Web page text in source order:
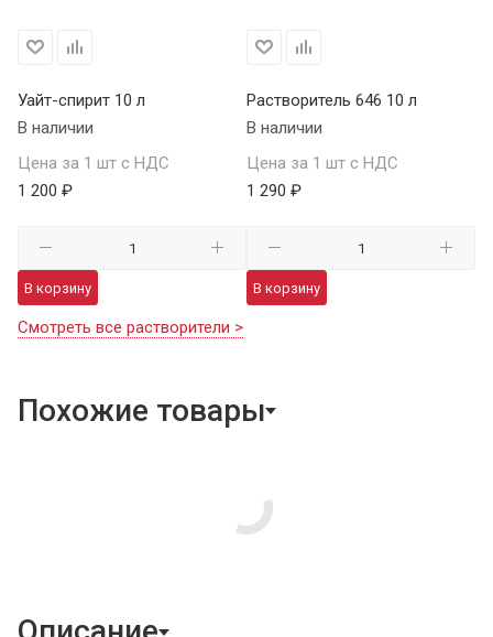
Уайт-спирит 10 л
В наличии
Цена за 1 шт с НДС
1 200 ₽
В корзину
Растворитель 646 10 л
В наличии
Цена за 1 шт с НДС
1 290 ₽
В корзину
Смотреть все растворители >
Похожие товары